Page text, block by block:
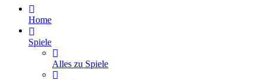
Home
Spiele
Alles zu Spiele